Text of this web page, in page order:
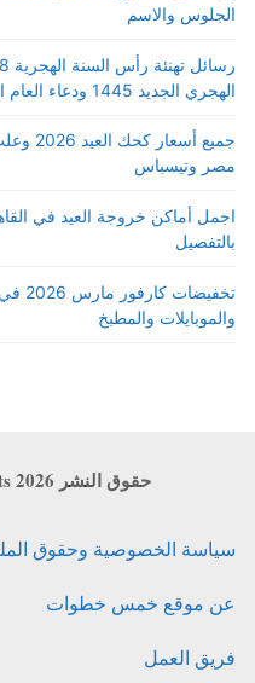
الجلوس والاسم
الهجري الجديد 1445 ودعاء العام الجديد
جميع
مصر وتيسباس
بالتفصيل
والموبايلات والمطبخ
حقوق النشر copyrights 2026 خمس خطوات
سياسة الخصوصية وحقوق
عن موقع خمس خطوات
فريق العمل